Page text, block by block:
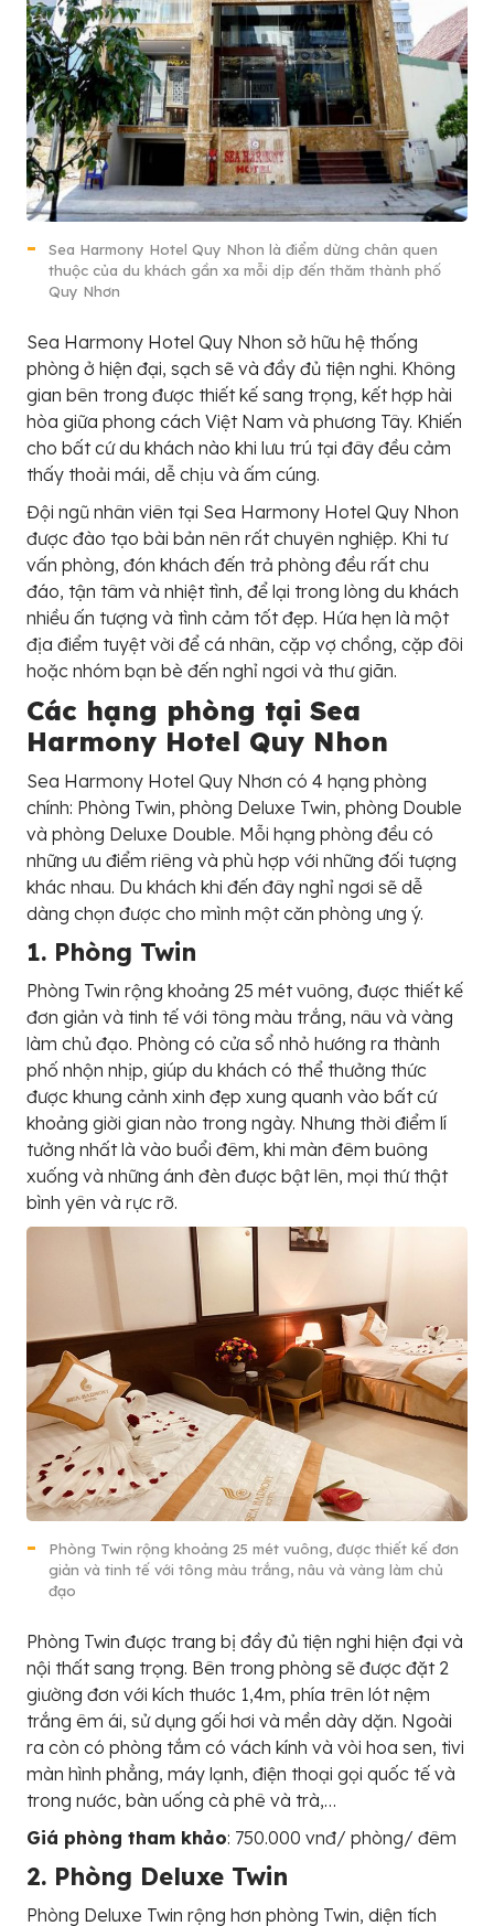
Sea Harmony Hotel Quy Nhon là điểm dừng chân quen
thuộc của du khách gần xa mỗi dịp đến thăm thành phố
Quy Nhơn
Sea Harmony Hotel Quy Nhon sở hữu hệ thống
phòng ở hiện đại, sạch sẽ và đầy đủ tiện nghi. Không
gian bên trong được thiết kế sang trọng, kết hợp hài
hòa giữa phong cách Việt Nam và phương Tây. Khiến
cho bất cứ du khách nào khi lưu trú tại đây đều cảm
thấy thoải mái, dễ chịu và ấm cúng.
Đội ngũ nhân viên tại Sea Harmony Hotel Quy Nhon
được đào tạo bài bản nên rất chuyên nghiệp. Khi tư
vấn phòng, đón khách đến trả phòng đều rất chu
đáo, tận tâm và nhiệt tình, để lại trong lòng du khách
nhiều ấn tượng và tình cảm tốt đẹp. Hứa hẹn là một
địa điểm tuyệt vời để cá nhân, cặp vợ chồng, cặp đôi
hoặc nhóm bạn bè đến nghỉ ngơi và thư giãn.
Các hạng phòng tại Sea
Harmony Hotel Quy Nhon
Sea Harmony Hotel Quy Nhơn có 4 hạng phòng
chính: Phòng Twin, phòng Deluxe Twin, phòng Double
và phòng Deluxe Double. Mỗi hạng phòng đều có
những ưu điểm riêng và phù hợp với những đối tượng
khác nhau. Du khách khi đến đây nghỉ ngơi sẽ dễ
dàng chọn được cho mình một căn phòng ưng ý.
1. Phòng Twin
Phòng Twin rộng khoảng 25 mét vuông, được thiết kế
đơn giản và tinh tế với tông màu trắng, nâu và vàng
làm chủ đạo. Phòng có cửa sổ nhỏ hướng ra thành
phố nhộn nhịp, giúp du khách có thể thưởng thức
được khung cảnh xinh đẹp xung quanh vào bất cứ
khoảng giời gian nào trong ngày. Nhưng thời điểm lí
tưởng nhất là vào buổi đêm, khi màn đêm buông
xuống và những ánh đèn được bật lên, mọi thứ thật
bình yên và rực rỡ.
Phòng Twin rộng khoảng 25 mét vuông, được thiết kế đơn
giản và tinh tế với tông màu trắng, nâu và vàng làm chủ
đạo
Phòng Twin được trang bị đầy đủ tiện nghi hiện đại và
nội thất sang trọng. Bên trong phòng sẽ được đặt 2
giường đơn với kích thước 1,4m, phía trên lót nệm
trắng êm ái, sử dụng gối hơi và mền dày dặn. Ngoài
ra còn có phòng tắm có vách kính và vòi hoa sen, tivi
màn hình phẳng, máy lạnh, điện thoại gọi quốc tế và
trong nước, bàn uống cà phê và trà,…
Giá phòng tham khảo: 750.000 vnđ/ phòng/ đêm
2. Phòng Deluxe Twin
Phòng Deluxe Twin rộng hơn phòng Twin, diện tích